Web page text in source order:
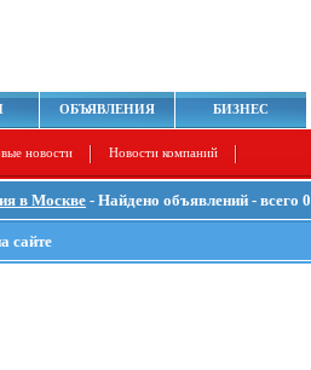
ОБЪЯВЛЕНИЯ БИЗНЕС
новости Новости компаний
в Москве - Найдено объявлений - всего 0
сайте